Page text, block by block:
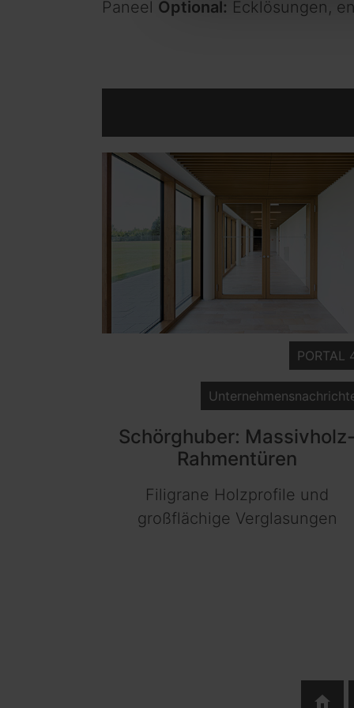
Paneel Optional: Ecklösungen,
PORTAL
Schörghuber: Massivholz-
Rahmentüren
Filigrane Holzprofile und
großflächige Verglasungen
home